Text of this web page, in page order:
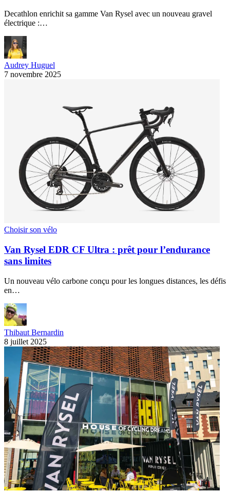
Decathlon enrichit sa gamme Van Rysel avec un nouveau gravel
électrique :…
Audrey Huguel
7 novembre 2025
Choisir son vélo
Van Rysel EDR CF Ultra : prêt pour l’endurance
sans limites
Un nouveau vélo carbone conçu pour les longues distances, les défis
en…
Thibaut Bernardin
8 juillet 2025